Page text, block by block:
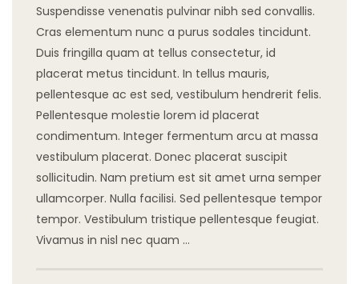
Suspendisse venenatis pulvinar nibh sed convallis.
Cras elementum nunc a purus sodales tincidunt.
Duis fringilla quam at tellus consectetur, id
placerat metus tincidunt. In tellus mauris,
pellentesque ac est sed, vestibulum hendrerit felis.
Pellentesque molestie lorem id placerat
condimentum. Integer fermentum arcu at massa
vestibulum placerat. Donec placerat suscipit
sollicitudin. Nam pretium est sit amet urna semper
ullamcorper. Nulla facilisi. Sed pellentesque tempor
tempor. Vestibulum tristique pellentesque feugiat.
Vivamus in nisl nec quam …